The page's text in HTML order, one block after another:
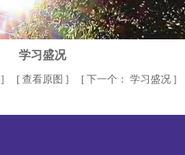
学习盛况
] [ 查看原图 ] [ 下一个： 学习盛况 ]